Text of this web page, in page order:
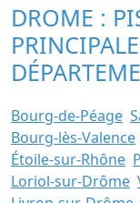
DROME :
Bourg-de-Péage
Bourg-lès-Valence
Étoile-sur-Rhône
Loriol-sur-Drôme